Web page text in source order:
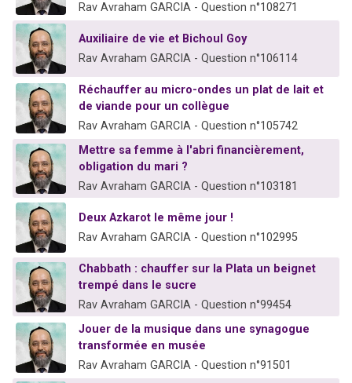
Rav Avraham GARCIA - Question n°108271
Auxiliaire de vie et Bichoul Goy
Rav Avraham GARCIA - Question n°106114
Réchauffer au micro-ondes un plat de lait et
de viande pour un collègue
Rav Avraham GARCIA - Question n°105742
Mettre sa femme à l'abri financièrement,
obligation du mari ?
Rav Avraham GARCIA - Question n°103181
Deux Azkarot le même jour !
Rav Avraham GARCIA - Question n°102995
Chabbath : chauffer sur la Plata un beignet
trempé dans le sucre
Rav Avraham GARCIA - Question n°99454
Jouer de la musique dans une synagogue
transformée en musée
Rav Avraham GARCIA - Question n°91501